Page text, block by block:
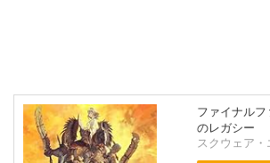
ファイナル
のレガシー
スクウェア・